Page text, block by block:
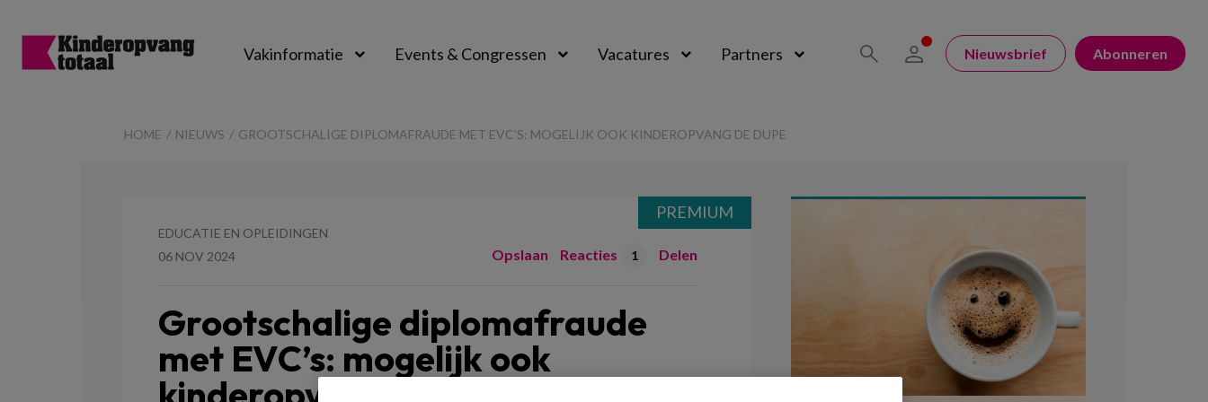
Vakinformatie Events & Congressen Vacatures Partners Nieuwsbrief Abonneren
HOME NIEUWS GROOTSCHALIGE DIPLOMAFRAUDE MET EVC’S: MOGELIJK OOK KINDEROPVANG DE DUPE
EDUCATIE EN OPLEIDINGEN
06 NOV 2024
Opslaan Reacties 1 Delen
Grootschalige diplomafraude
met EVC’s: mogelijk ook
PREMIUM